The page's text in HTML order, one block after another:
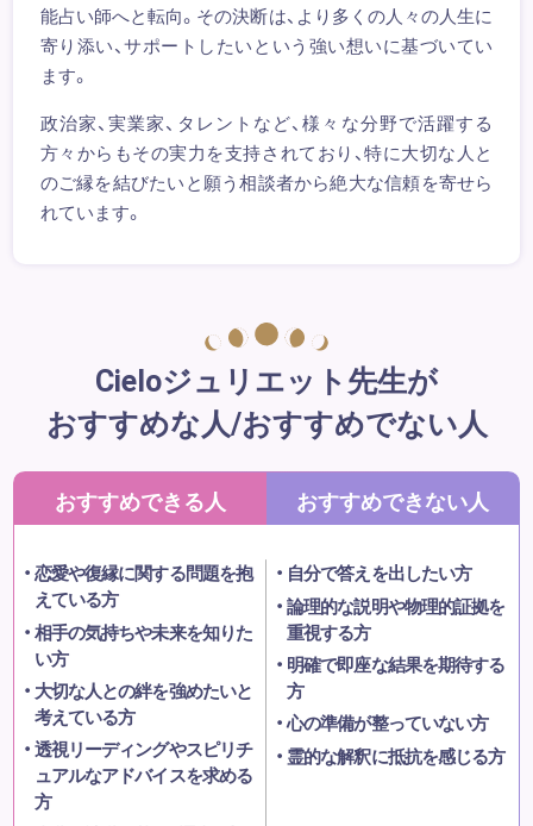
能占い師へと転向。その決断は、より多くの人々の人生に
寄り添い、サポートしたいという強い想いに基づいてい
ます。
政治家、実業家、タレントなど、様々な分野で活躍する
方々からもその実力を支持されており、特に大切な人と
のご縁を結びたいと願う相談者から絶大な信頼を寄せら
れています。
Cieloジュリエット先生が
おすすめな人/おすすめでない人
おすすめできる人
恋愛や復縁に関する問題を抱
えている方
相手の気持ちや未来を知りた
い方
大切な人との絆を強めたいと
考えている方
透視リーディングやスピリチ
ュアルなアドバイスを求める
方
おすすめできない人
自分で答えを出したい方
論理的な説明や物理的証拠を
重視する方
明確で即座な結果を期待する
方
心の準備が整っていない方
霊的な解釈に抵抗を感じる方